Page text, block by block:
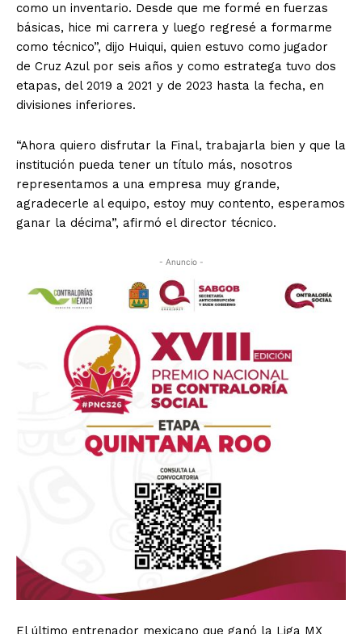
como un inventario. Desde que me formé en fuerzas
básicas, hice mi carrera y luego regresé a formarme
como técnico”, dijo Huiqui, quien estuvo como jugador
de Cruz Azul por seis años y como estratega tuvo dos
etapas, del 2019 a 2021 y de 2023 hasta la fecha, en
divisiones inferiores.
“Ahora quiero disfrutar la Final, trabajarla bien y que la
institución pueda tener un título más, nosotros
representamos a una empresa muy grande,
agradecerle al equipo, estoy muy contento, esperamos
ganar la décima”, afirmó el director técnico.
- Anuncio -
El último entrenador mexicano que ganó la Liga MX